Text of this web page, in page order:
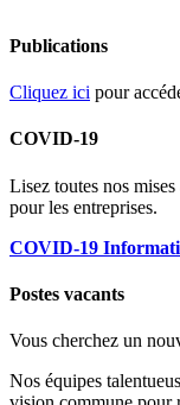
Publications
Cliquez ici pour
COVID-19
Lisez toutes nos
pour les entreprises.
COVID-19
Postes vacants
Vous cherchez un
Nos équipes